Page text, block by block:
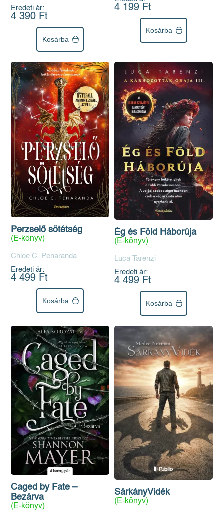
Eredeti ár:
4 390 Ft
Kosárba
4 199 Ft
Kosárba
Perzselő sötétség
(E-könyv)
Chloe C. Penaranda
Eredeti ár:
4 499 Ft
Kosárba
Ég és Föld Háborúja
(E-könyv)
Luca Tarenzi
Eredeti ár:
4 499 Ft
Kosárba
Caged by Fate –
Bezárva
(E-könyv)
SárkányVidék
(E-könyv)